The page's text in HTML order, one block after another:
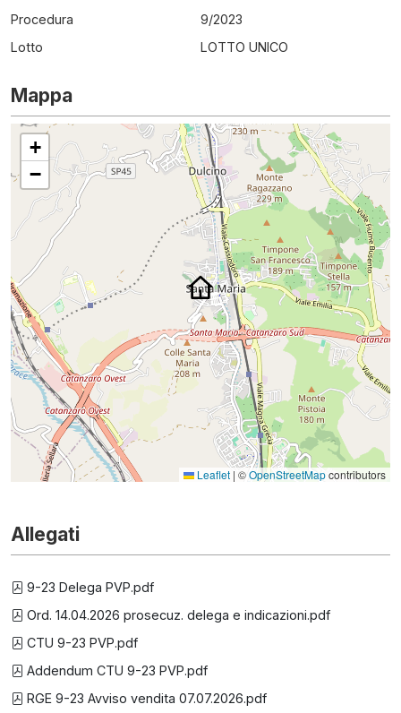
Procedura
9/2023
Lotto
LOTTO UNICO
Mappa
+
−
Leaflet | ©OpenStreetMapcontributors
Allegati
9-23 Delega PVP.pdf
Ord. 14.04.2026 prosecuz. delega e indicazioni.pdf
CTU 9-23 PVP.pdf
Addendum CTU 9-23 PVP.pdf
RGE 9-23 Avviso vendita 07.07.2026.pdf